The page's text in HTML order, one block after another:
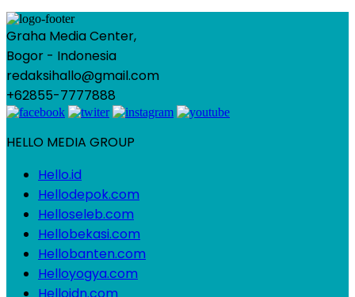
Graha Media Center,
Bogor - Indonesia
redaksihallo@gmail.com
+62855-7777888
HELLO MEDIA GROUP
Hello.id
Hellodepok.com
Helloseleb.com
Hellobekasi.com
Hellobanten.com
Helloyogya.com